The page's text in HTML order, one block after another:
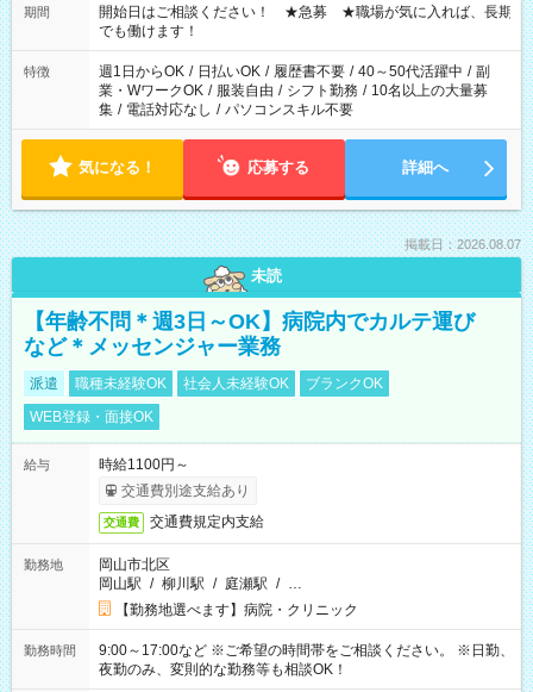
せん ※法令に基づき、週20時間以上勤務は社会保険への加入対
象となります ※労働者派遣法（日雇い派遣の原則禁止）によ
り、短時間・短期間の就業はご案内が難しい場合があります
期間
開始日はご相談ください！ ★急募 ★職場が気に入れば、長期
でも働けます！
特徴 週1日からOK / 日払いOK / 履歴書不要 / 40～50代活躍中 / 副
業・WワークOK / 服装自由 / シフト勤務 / 10名以上の大量募
集 / 電話対応なし / パソコンスキル不要
気になる！ 応募する 詳細へ
掲載日：2026.08.07
未読
【年齢不問＊週3日～OK】病院内でカルテ運び
など＊メッセンジャー業務
派遣 職種未経験OK 社会人未経験OK
ブランクOK
WEB登録・面接OK
給与
時給1100円～
交通費別途支給あり
交通費 交通費規定内支給
勤務地
岡山市北区
岡山駅 / 柳川駅 / 庭瀬駅 / …
【勤務地選べます】病院・クリニック
勤務時間
9:00～17:00など ※ご希望の時間帯をご相談ください。 ※日勤、
夜勤のみ、変則的な勤務等も相談OK！